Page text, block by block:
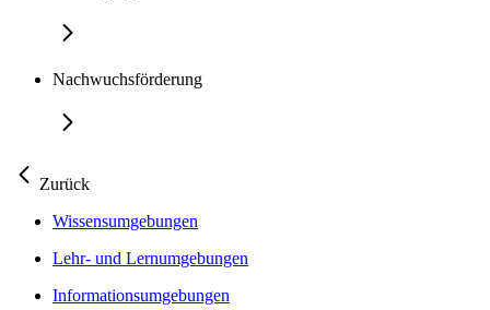
Nachwuchsförderung
Zurück
Wissensumgebungen
Lehr- und Lernumgebungen
Informationsumgebungen